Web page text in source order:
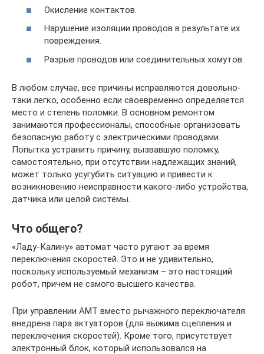
Окисление контактов.
Нарушение изоляции проводов в результате их
повреждения.
Разрыв проводов или соединительных хомутов.
В любом случае, все причины исправляются довольно-
таки легко, особенно если своевременно определяется
место и степень поломки. В основном ремонтом
занимаются профессионалы, способные организовать
безопасную работу с электрическими проводами.
Попытка устранить причину, вызвавшую поломку,
самостоятельно, при отсутствии надлежащих знаний,
может только усугубить ситуацию и привести к
возникновению неисправности какого-либо устройства,
датчика или целой системы.
Что общего?
«Ладу-Калину» автомат часто ругают за время
переключения скоростей. Это и не удивительно,
поскольку используемый механизм – это настоящий
робот, причем не самого высшего качества.
При управлении АМТ вместо рычажного переключателя
внедрена пара актуаторов (для выжима сцепления и
переключения скоростей). Кроме того, присутствует
электронный блок, который использовался на